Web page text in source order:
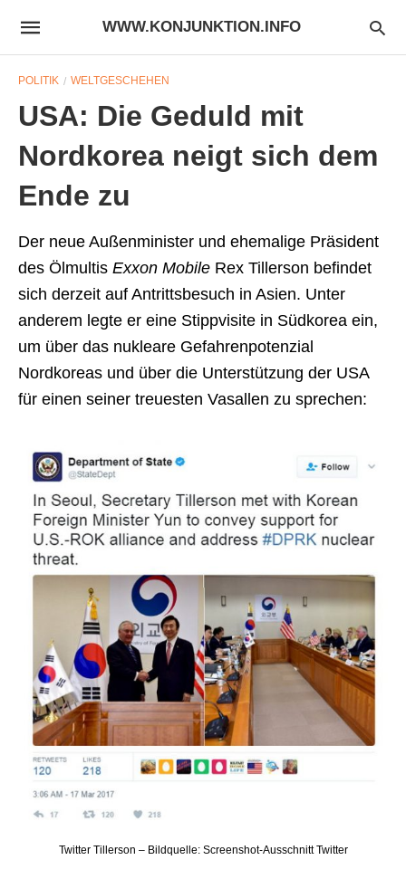
WWW.KONJUNKTION.INFO
POLITIK WELTGESCHEHEN
USA: Die Geduld mit
Nordkorea neigt sich dem
Ende zu
Der neue Außenminister und ehemalige Präsident
des Ölmultis Exxon Mobile Rex Tillerson befindet
sich derzeit auf Antrittsbesuch in Asien. Unter
anderem legte er eine Stippvisite in Südkorea ein,
um über das nukleare Gefahrenpotenzial
Nordkoreas und über die Unterstützung der USA
für einen seiner treuesten Vasallen zu sprechen:
Twitter Tillerson – Bildquelle: Screenshot-Ausschnitt Twitter